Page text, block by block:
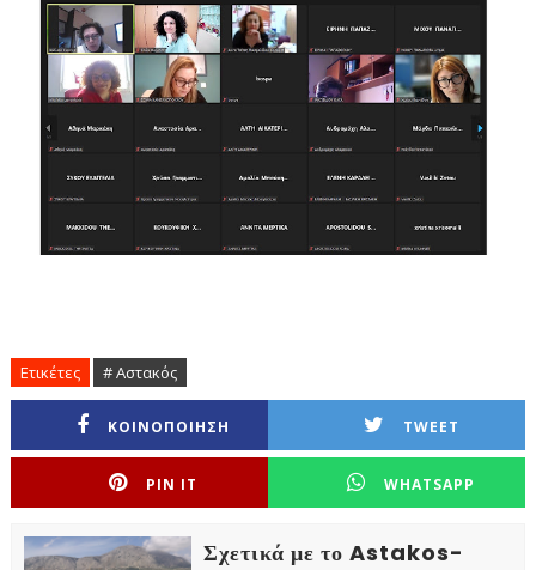
Ετικέτες # Αστακός
ΚΟΙΝΟΠΟΙΗΣΗ TWEET
PIN IT WHATSAPP
Σχετικά με το Astakos-